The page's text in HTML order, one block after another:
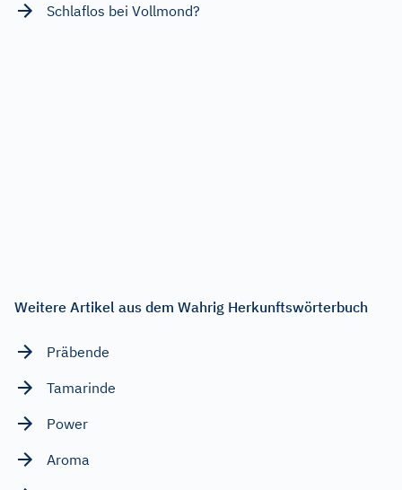
Schlaflos bei Vollmond?
Weitere Artikel aus dem Wahrig Herkunftswörterbuch
Präbende
Tamarinde
Power
Aroma